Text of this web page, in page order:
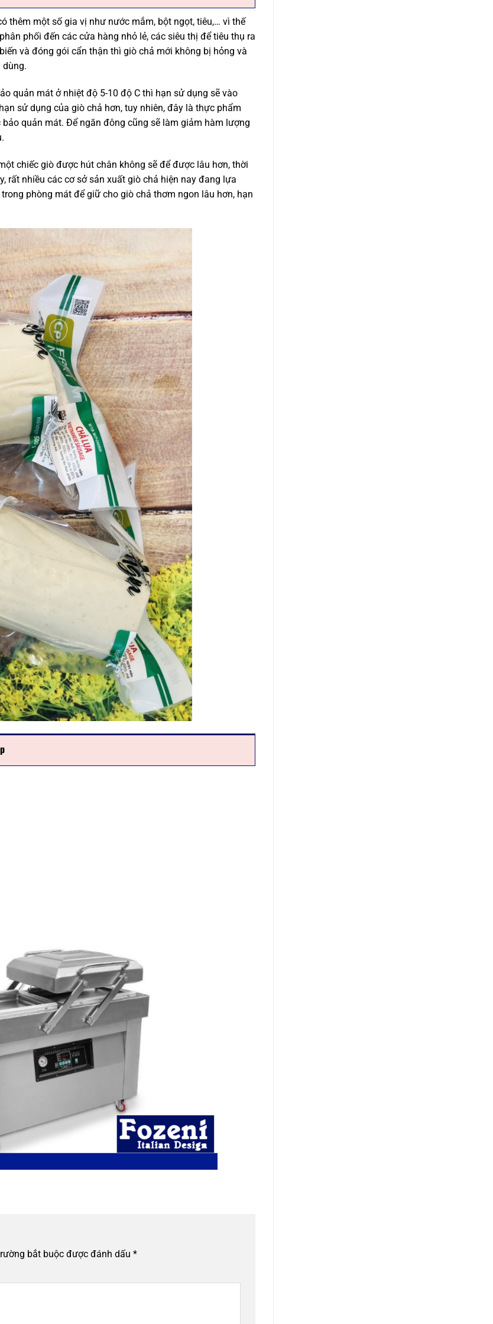
thêm một số gia vị như nước mắm, bột ngọt, tiêu,… vì thế
phối đến các cửa hàng nhỏ lẻ, các siêu thị để tiêu thụ ra
và đóng gói cẩn thận thì giò chả mới không bị hỏng và
quản mát ở nhiệt độ 5-10 độ C thì hạn sử dụng sẽ vào
sử dụng của giò chả hơn, tuy nhiên, đây là thực phẩm
quản mát. Để ngăn đông cũng sẽ làm giảm hàm lượng
chiếc giò được hút chân không sẽ để được lâu hơn, thời
rất nhiều các cơ sở sản xuất giò chả hiện nay đang lựa
phòng mát để giữ cho giò chả thơm ngon lâu hơn, hạn
bắt buộc được đánh dấu *